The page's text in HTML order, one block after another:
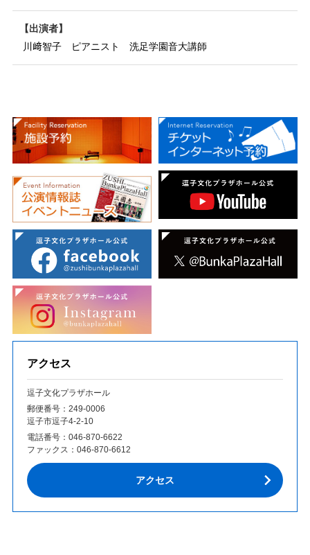
出演者
川﨑智子 ピアニスト 洗足学園音大講師
アクセス
逗子文化プラザホール
郵便番号：249‐0006
逗子市逗子4-2-10
電話番号： 046-870-6622
ファックス： 046-870-6612
アクセス